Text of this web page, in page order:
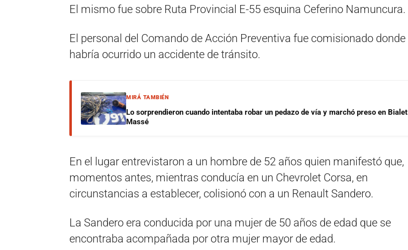
El mismo fue sobre Ruta Provincial E-55 esquina Ceferino Namuncura.
El personal del Comando de Acción Preventiva fue comisionado donde
habría ocurrido un accidente de tránsito.
MIRÁ TAMBIÉN
Lo sorprendieron cuando intentaba robar un pedazo de vía y marchó preso en Bialet
Massé
En el lugar entrevistaron a un hombre de 52 años quien manifestó que,
momentos antes, mientras conducía en un Chevrolet Corsa, en
circunstancias a establecer, colisionó con a un Renault Sandero.
La Sandero era conducida por una mujer de 50 años de edad que se
encontraba acompañada por otra mujer mayor de edad.